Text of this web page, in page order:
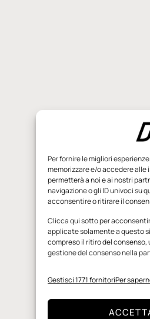
Per fornire le migliori
memorizzare e/o accedere
permetterà a noi e ai nostri
navigazione o gli ID univoci su
acconsentire o ritirare il
Clicca qui sotto per
applicate solamente a questo
compreso il ritiro del
gestione del consenso nella
Gestisci 1771 fornitoriPer